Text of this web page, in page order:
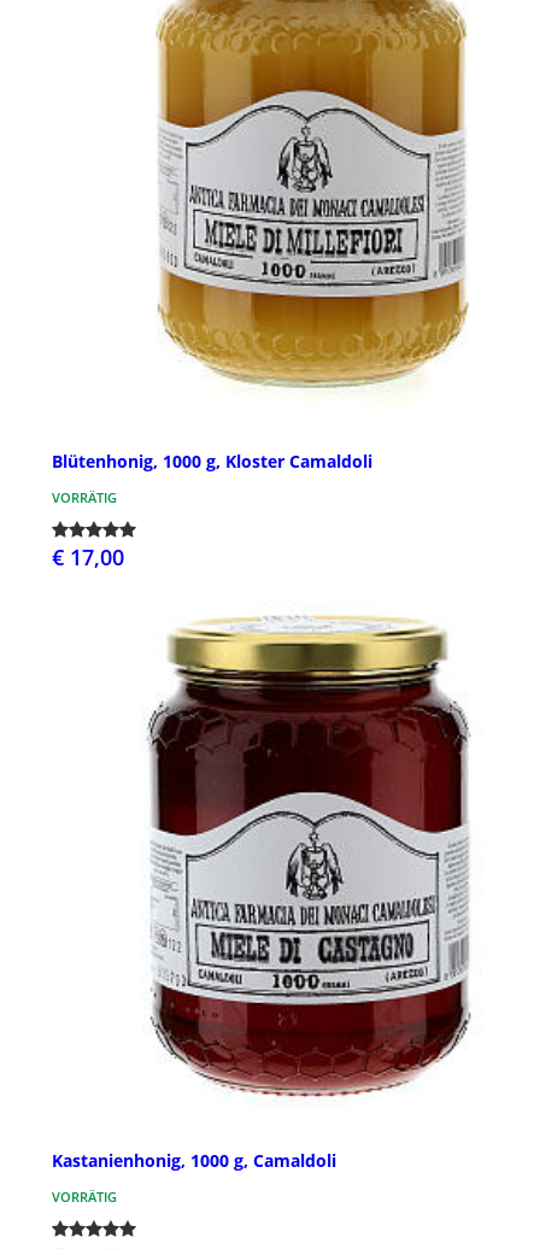
Blütenhonig, 1000 g, Kloster Camaldoli
VORRÄTIG
€ 17,00
Kastanienhonig, 1000 g, Camaldoli
VORRÄTIG